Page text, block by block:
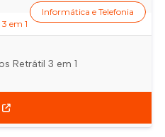
Retrátil 3 em 1
Informática e Telefonia